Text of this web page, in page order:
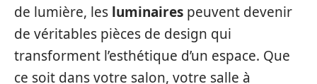
de lumière, les luminaires peuvent devenir
de véritables pièces de design qui
transforment l’esthétique d’un espace. Que
ce soit dans votre salon, votre salle à